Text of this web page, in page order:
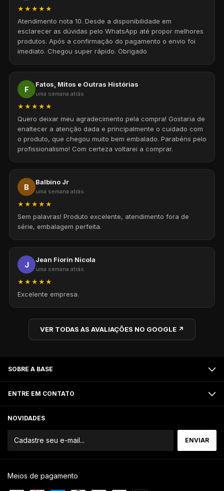
★★★★★
Atendimento nota 10. Desde a disponibilidade em
esclarecer as dúvidas pelo WhatsApp até propor melhores
produtos. Após a confirmação do pagamento o envio foi
imediato. Chegou super rápido. Obrigado
F
Fatos, Mitos e Outras Histórias
uma semana atrás
★★★★★
Quero deixar meu agradecimento pela compra! Gostaria de
enaltecer a atenção dada e principalmente o cuidado com
o produto, que chegou muito bem embalado. Parabéns pelo
profissionalismo! Com certeza voltarei a comprar.
B
Balbino Jr
uma semana atrás
★★★★★
Sem palavras! Produto excelente, atendimento fora de
série, embalagem perfeita.
J
Jean Fiorin Nicola
uma semana atrás
★★★★★
Excelente empresa.
VER TODAS AS AVALIAÇÕES NO GOOGLE ↗
SOBRE A BASE
ENTRE EM CONTATO
NOVIDADES
Meios de pagamento